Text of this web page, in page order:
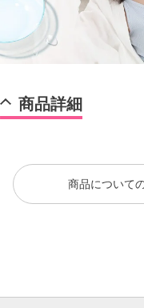
商品詳細
商品について